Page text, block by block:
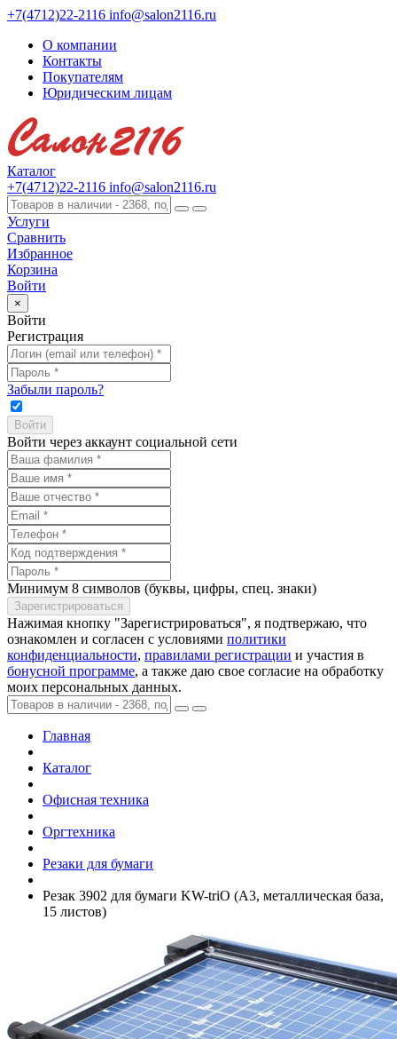
+7(4712)22-2116 info@salon2116.ru
О компании
Контакты
Покупателям
Юридическим лицам
Каталог
+7(4712)22-2116 info@salon2116.ru
Услуги
Сравнить
Избранное
Корзина
Войти
×
Войти
Регистрация
Забыли пароль?
Войти через аккаунт социальной сети
Минимум 8 символов (буквы, цифры, спец. знаки)
Нажимая кнопку "Зарегистрироваться", я подтвержаю, что
ознакомлен и согласен с условиями политики
конфиденциальности, правилами регистрации и участия в
бонусной программе, а также даю свое согласие на обработку
моих персональных данных.
Главная
Каталог
Офисная техника
Оргтехника
Резаки для бумаги
Резак 3902 для бумаги KW-triO (А3, металлическая база,
15 листов)